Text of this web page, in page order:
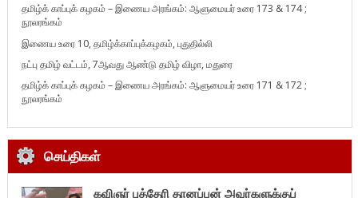
தமிழ்க் காப்புக் கழகம் – இணைய அரங்கம்: ஆளுமையர் உரை 173 & 174 ;
நூலரங்கம்
இணைய உரை 10, தமிழ்க்காப்புக்கழகம், புதுதில்லி
நட்பு தமிழ் வட்டம், 7ஆவது ஆண்டு தமிழ் விழா, மதுரை
தமிழ்க் காப்புக் கழகம் – இணைய அரங்கம்: ஆளுமையர் உரை 171 & 172 ;
நூலரங்கம்
செய்திகள்
கவிஞர் புத்தேரி தானப்பன் அவர்களுக்குப்